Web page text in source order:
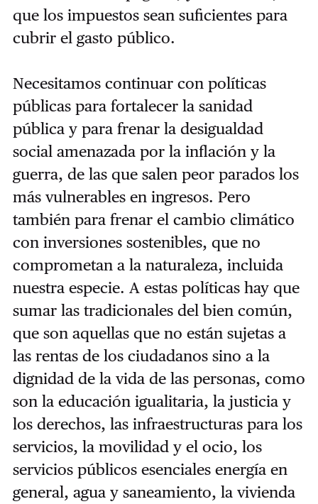
que los impuestos sean suficientes para
cubrir el gasto público.
Necesitamos continuar con políticas
públicas para fortalecer la sanidad
pública y para frenar la desigualdad
social amenazada por la inflación y la
guerra, de las que salen peor parados los
más vulnerables en ingresos. Pero
también para frenar el cambio climático
con inversiones sostenibles, que no
comprometan a la naturaleza, incluida
nuestra especie. A estas políticas hay que
sumar las tradicionales del bien común,
que son aquellas que no están sujetas a
las rentas de los ciudadanos sino a la
dignidad de la vida de las personas, como
son la educación igualitaria, la justicia y
los derechos, las infraestructuras para los
servicios, la movilidad y el ocio, los
servicios públicos esenciales energía en
general, agua y saneamiento, la vivienda